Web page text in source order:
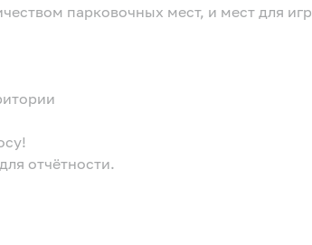
парковочных мест, и мест для игр
отчётности.